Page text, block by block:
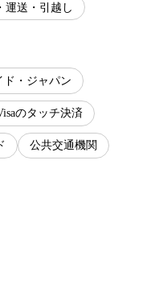
運送・引越し
ド・ジャパン
のタッチ決済
公共交通機関